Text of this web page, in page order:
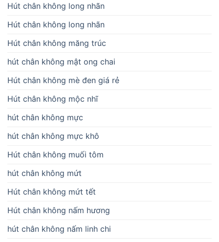
Hút chân không long nhãn
Hút chân không long nhãn
Hút chân không măng trúc
hút chân không mật ong chai
Hút chân không mè đen giá rẻ
Hút chân không mộc nhĩ
hút chân không mực
hút chân không mực khô
Hút chân không muối tôm
hút chân không mứt
Hút chân không mứt tết
Hút chân không nấm hương
hút chân không nấm linh chi